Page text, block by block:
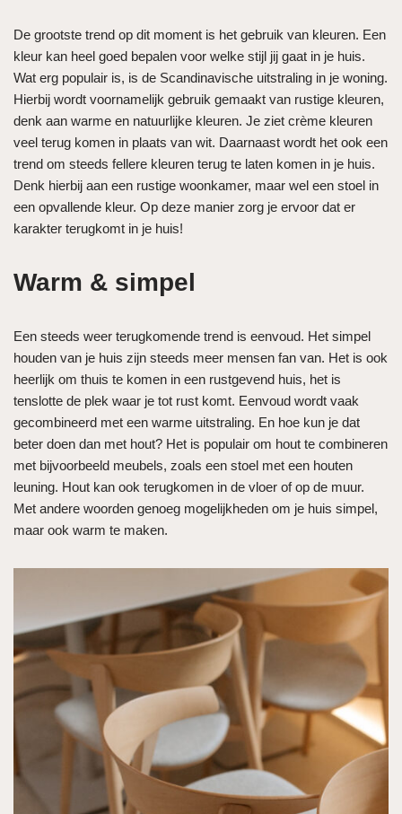
De grootste trend op dit moment is het gebruik van kleuren. Een
kleur kan heel goed bepalen voor welke stijl jij gaat in je huis.
Wat erg populair is, is de Scandinavische uitstraling in je woning.
Hierbij wordt voornamelijk gebruik gemaakt van rustige kleuren,
denk aan warme en natuurlijke kleuren. Je ziet crème kleuren
veel terug komen in plaats van wit. Daarnaast wordt het ook een
trend om steeds fellere kleuren terug te laten komen in je huis.
Denk hierbij aan een rustige woonkamer, maar wel een stoel in
een opvallende kleur. Op deze manier zorg je ervoor dat er
karakter terugkomt in je huis!
Warm & simpel
Een steeds weer terugkomende trend is eenvoud. Het simpel
houden van je huis zijn steeds meer mensen fan van. Het is ook
heerlijk om thuis te komen in een rustgevend huis, het is
tenslotte de plek waar je tot rust komt. Eenvoud wordt vaak
gecombineerd met een warme uitstraling. En hoe kun je dat
beter doen dan met hout? Het is populair om hout te combineren
met bijvoorbeeld meubels, zoals een stoel met een houten
leuning. Hout kan ook terugkomen in de vloer of op de muur.
Met andere woorden genoeg mogelijkheden om je huis simpel,
maar ook warm te maken.